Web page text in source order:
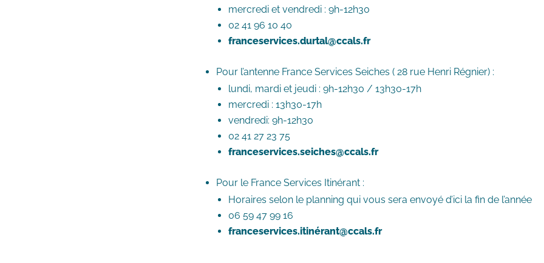
mercredi et vendredi : 9h-12h30
02 41 96 10 40
franceservices.durtal@ccals.fr
Pour l’antenne France Services Seiches ( 28 rue Henri Régnier) :
lundi, mardi et jeudi : 9h-12h30 / 13h30-17h
mercredi : 13h30-17h
vendredi: 9h-12h30
02 41 27 23 75
franceservices.seiches@ccals.fr
Pour le France Services Itinérant :
Horaires selon le planning qui vous sera envoyé d’ici la fin de l’année
06 59 47 99 16
franceservices.itinérant@ccals.fr